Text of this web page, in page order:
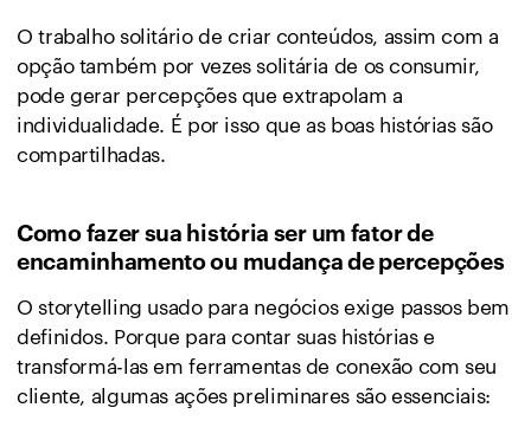
O trabalho solitário de criar conteúdos, assim com a
opção também por vezes solitária de os consumir,
pode gerar percepções que extrapolam a
individualidade. É por isso que as boas histórias são
compartilhadas.
Como fazer sua história ser um fator de
encaminhamento ou mudança de percepções
O storytelling usado para negócios exige passos bem
definidos. Porque para contar suas histórias e
transformá-las em ferramentas de conexão com seu
cliente, algumas ações preliminares são essenciais: